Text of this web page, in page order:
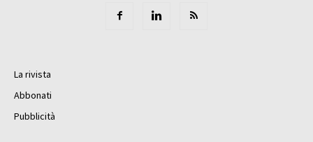
La rivista
Abbonati
Pubblicità